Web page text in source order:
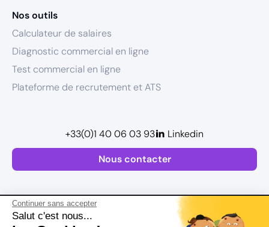
Continuer sans accepter
Salut c'est nous...
Nos outils
Calculateur de salaires
Diagnostic commercial en ligne
Test commercial en ligne
Plateforme de recrutement et ATS
Nous contacter
+33(0)1 40 06 03 93 Linkedin